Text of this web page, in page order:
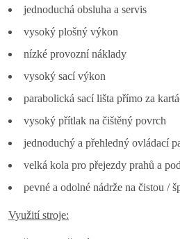
jednoduchá obsluha a servis
vysoký plošný výkon
nízké provozní náklady
vysoký sací výkon
parabolická sací lišta přímo za
vysoký přítlak na čištěný povrch
jednoduchý a přehledný ovládací
velká kola pro přejezdy prahů a
pevné a odolné nádrže na čistou /
Využití stroje: